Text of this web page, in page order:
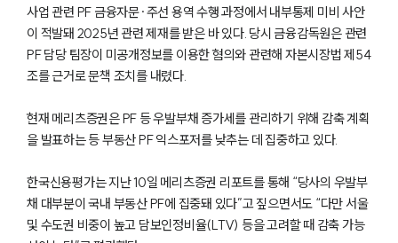
그룹소개
그룹소개
기업 의뢰인
오시는 길
글로벌 파트너 로펌
사업 관련 PF 금융자문·주선 용역 수행 과정에서 내부통제 미비 사안
이 적발돼 2025년 관련 제재를 받은 바 있다. 당시 금융감독원은 관련
PF 담당 팀장이 미공개정보를 이용한 혐의와 관련해 자본시장법 제54
조를 근거로 문책 조치를 내렸다.
현재 메리츠증권은 PF 등 우발부채 증가세를 관리하기 위해 감축 계획
을 발표하는 등 부동산 PF 익스포저를 낮추는 데 집중하고 있다.
한국신용평가는 지난 10일 메리츠증권 리포트를 통해 “당사의 우발부
채 대부분이 국내 부동산 PF에 집중돼 있다”고 짚으면서도 “다만 서울
및 수도권 비중이 높고 담보인정비율(LTV) 등을 고려할 때 감축 가능